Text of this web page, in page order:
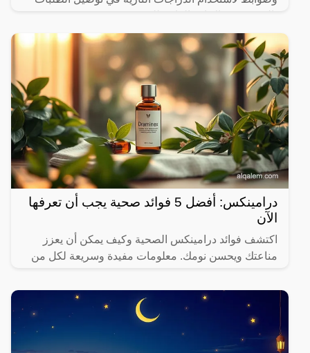
درامينكس: أفضل 5 فوائد صحية يجب أن تعرفها
الآن
اكتشف فوائد درامينكس الصحية وكيف يمكن أن يعزز
مناعتك ويحسن نومك. معلومات مفيدة وسريعة لكل من